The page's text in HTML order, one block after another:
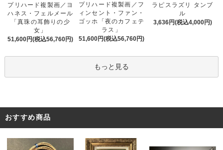
プリハード複製画／ヨ
ハネス・フェルメール
「真珠の耳飾りの少
女」
51,600円(税込56,760円)
プリハード複製画／フ
ィンセント・ファン・
ゴッホ「夜のカフェテ
ラス」
51,600円(税込56,760円)
ラピスラズリ タンブ
ル
3,636円(税込4,000円)
もっと見る
おすすめ商品